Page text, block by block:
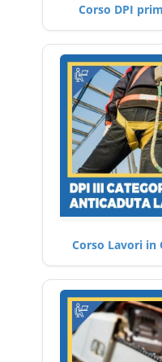
Corso DPI
Corso Lavori in